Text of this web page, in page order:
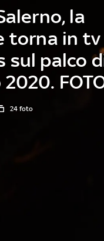
la
torna in tv
sul palco
24 foto